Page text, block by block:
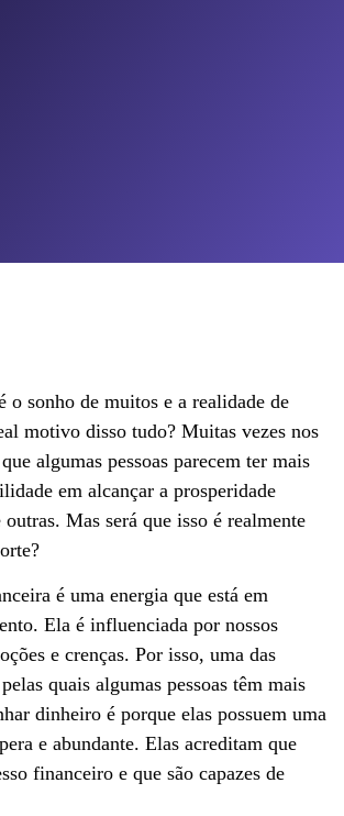
o sonho de muitos e a realidade de
motivo disso tudo? Muitas vezes nos
algumas pessoas parecem ter mais
em alcançar a prosperidade
Mas será que isso é realmente
é uma energia que está em
Ela é influenciada por nossos
e crenças. Por isso, uma das
quais algumas pessoas têm mais
dinheiro é porque elas possuem uma
e abundante. Elas acreditam que
financeiro e que são capazes de